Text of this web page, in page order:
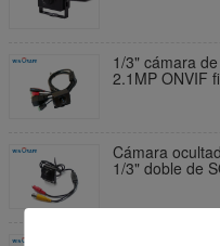
1/3" cámara
2.1MP ONVIF
Cámara
1/3" doble de
Pequeña